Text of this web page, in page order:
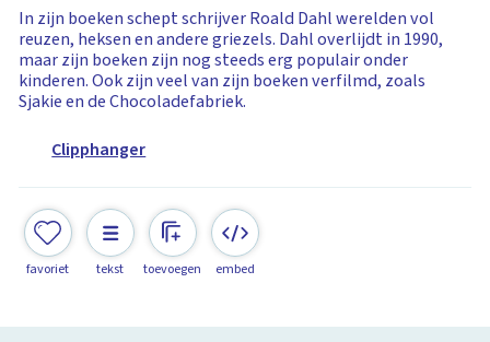
In zijn boeken schept schrijver Roald Dahl werelden vol
reuzen, heksen en andere griezels. Dahl overlijdt in 1990,
maar zijn boeken zijn nog steeds erg populair onder
kinderen. Ook zijn veel van zijn boeken verfilmd, zoals
Sjakie en de Chocoladefabriek.
Clipphanger
favoriet tekst toevoegen embed